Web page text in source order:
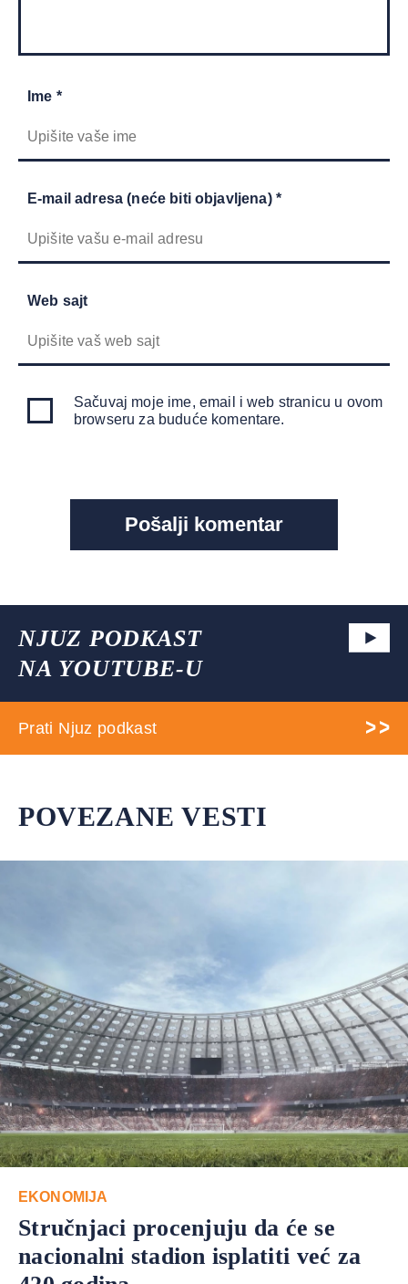
Ime *
E-mail adresa (neće biti objavljena) *
Web sajt
Sačuvaj moje ime, email i web stranicu u ovom
browseru za buduće komentare.
NJUZ PODKAST
NA YOUTUBE-U
Prati Njuz podkast
POVEZANE VESTI
EKONOMIJA
Stručnjaci procenjuju da će se
nacionalni stadion isplatiti već za